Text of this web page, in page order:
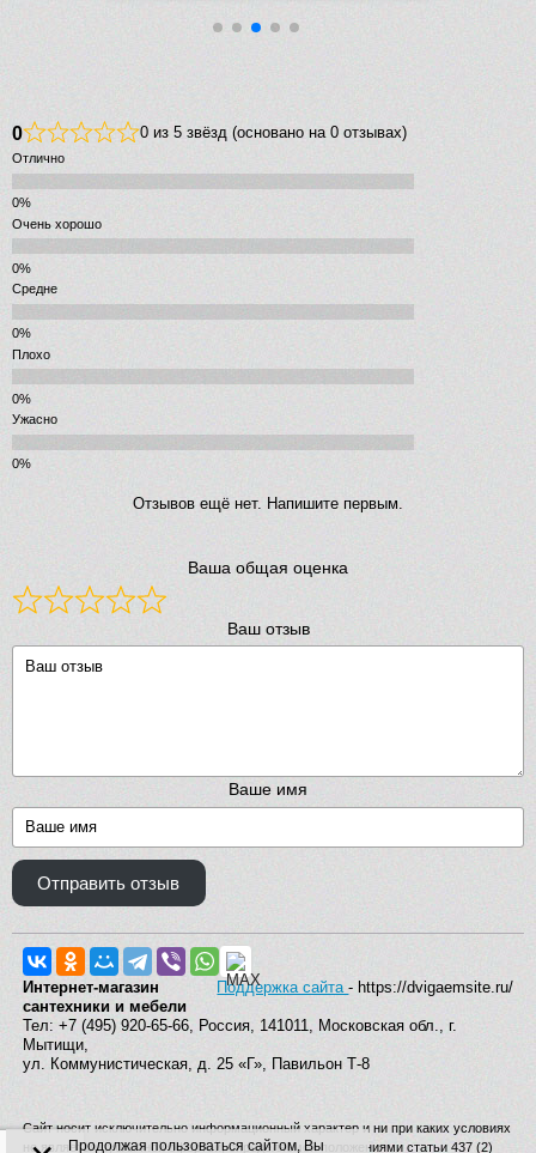
0 0 из 5 звёзд (основано на 0 отзывах)
Отлично
Очень хорошо
Средне
Плохо
Ужасно
Отзывов ещё нет. Напишите первым.
Ваша общая оценка
Ваш отзыв
Ваше имя
Отправить отзыв
Поддержка сайта- https://dvigaemsite.ru/
Интернет-магазин
сантехники и мебели
Тел: +7 (495) 920-65-66, Россия, 141011, Московская обл., г.
Мытищи,
ул. Коммунистическая, д. 25 «Г», Павильон Т-8
Сайт носит исключительно информационный характер и ни при каких условиях
не является публичной офертой, определяемой положениями статьи 437 (2)
Продолжая пользоваться сайтом, Вы